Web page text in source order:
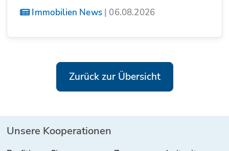
Immobilien News| 06.08.2026
Zurück zur Übersicht
Unsere Kooperationen